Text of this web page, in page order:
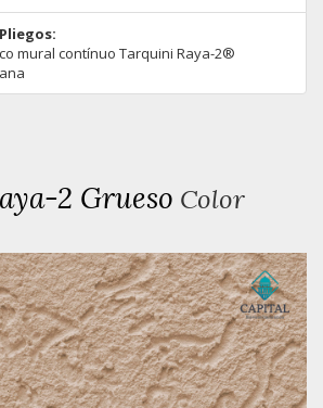
mural contínuo Tarquini Raya-2®
2 Grueso Color